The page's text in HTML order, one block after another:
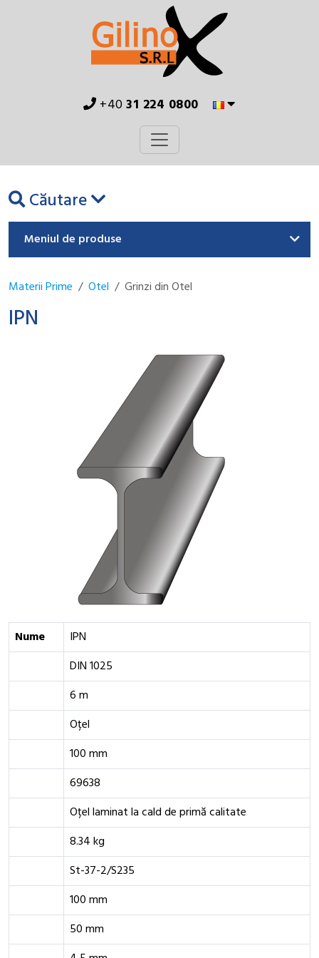
+4031 224 0800
Căutare
Meniul de produse
Materii Prime Otel Grinzi din Otel
IPN
Nume
IPN
DIN 1025
6 m
Oțel
100 mm
69638
Oțel laminat la cald de primă calitate
8.34 kg
St-37-2/S235
100 mm
50 mm